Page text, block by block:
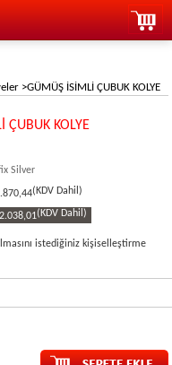
>GÜMÜŞ İSİMLİ ÇUBUK KOLYE
ÇUBUK KOLYE
Silver
(KDV Dahil)
(KDV Dahil)
istediğiniz kişiselleştirme